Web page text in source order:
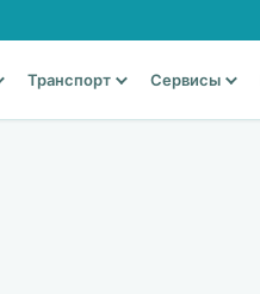
Транспорт Сервисы